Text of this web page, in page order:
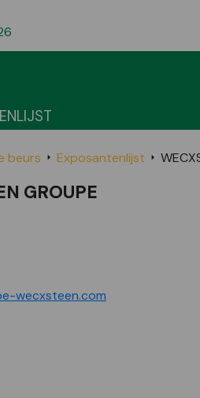
beurs Exposantenlijst
GROUPE
wecxsteen.com